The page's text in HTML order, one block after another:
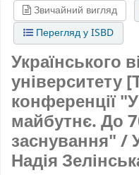
Звичайний вигляд
Перегляд у ISBD
Українського
університету
конференції
майбутнє. До
заснування" /
Надія